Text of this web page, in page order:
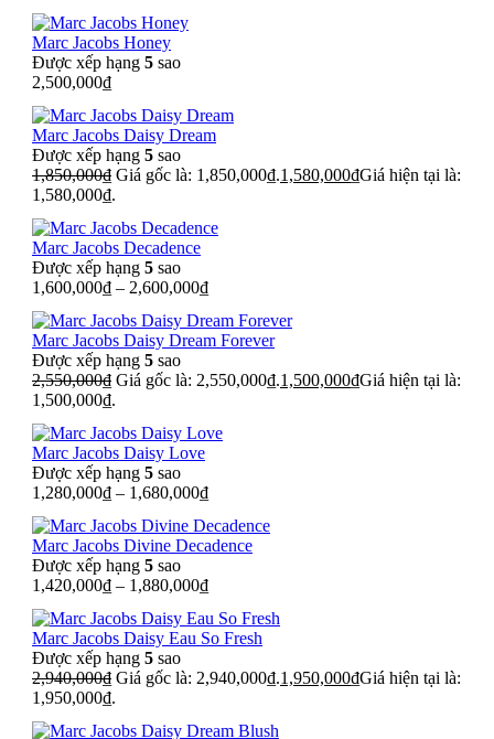
Marc Jacobs Honey
Được xếp hạng 5 sao
2,500,000₫
Marc Jacobs Daisy Dream
Được xếp hạng 5 sao
1,850,000₫ Giá gốc là: 1,850,000₫.1,580,000₫Giá hiện tại là:
1,580,000₫.
Marc Jacobs Decadence
Được xếp hạng 5 sao
1,600,000₫ – 2,600,000₫
Marc Jacobs Daisy Dream Forever
Được xếp hạng 5 sao
2,550,000₫ Giá gốc là: 2,550,000₫.1,500,000₫Giá hiện tại là:
1,500,000₫.
Marc Jacobs Daisy Love
Được xếp hạng 5 sao
1,280,000₫ – 1,680,000₫
Marc Jacobs Divine Decadence
Được xếp hạng 5 sao
1,420,000₫ – 1,880,000₫
Marc Jacobs Daisy Eau So Fresh
Được xếp hạng 5 sao
2,940,000₫ Giá gốc là: 2,940,000₫.1,950,000₫Giá hiện tại là:
1,950,000₫.